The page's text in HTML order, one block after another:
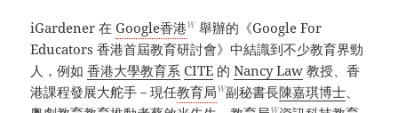
iGardener 在Google香港W 舉辦的《Google For
Educators 香港首屆教育研討會》中結識到不少教育界勁
人，例如香港大學教育系 CITE 的Nancy Law 教授、香
港課程發展大舵手－現任教育局W副秘書長陳嘉琪博士、